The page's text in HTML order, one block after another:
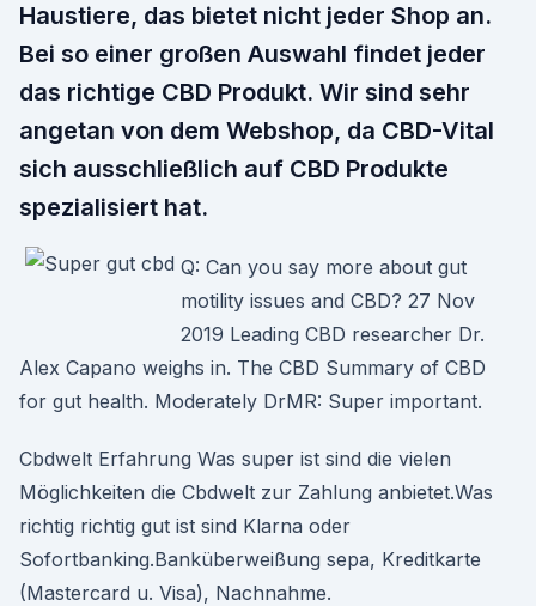
Haustiere, das bietet nicht jeder Shop an.
Bei so einer großen Auswahl findet jeder
das richtige CBD Produkt. Wir sind sehr
angetan von dem Webshop, da CBD-Vital
sich ausschließlich auf CBD Produkte
spezialisiert hat.
Q: Can you say more about gut
motility issues and CBD? 27 Nov
2019 Leading CBD researcher Dr.
Alex Capano weighs in. The CBD Summary of CBD
for gut health. Moderately DrMR: Super important.
Cbdwelt Erfahrung Was super ist sind die vielen
Möglichkeiten die Cbdwelt zur Zahlung anbietet.Was
richtig richtig gut ist sind Klarna oder
Sofortbanking.Banküberweißung sepa, Kreditkarte
(Mastercard u. Visa), Nachnahme.